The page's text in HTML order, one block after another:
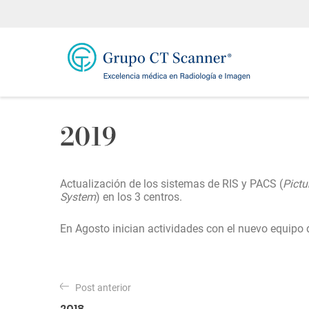
2019
Actualización de los sistemas de RIS y PACS (
System) en los 3 centros.
En Agosto inician actividades con el nuevo
N
a Post anterior